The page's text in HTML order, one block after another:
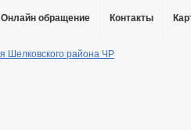
Онлайн обращение Контакты